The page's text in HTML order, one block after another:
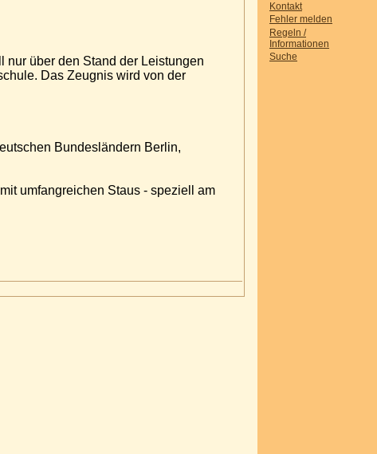
Kontakt
Fehler melden
Regeln /
Informationen
Suche
über den Stand der Leistungen
Das Zeugnis wird von der
Bundesländern Berlin,
umfangreichen Staus - speziell am